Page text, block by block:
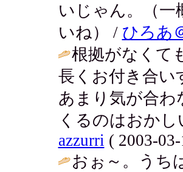
いじゃん。（一
いね） / ひろあ
根拠がなくて
長くお付き合い
あまり気が合わ
くるのはおか
azzurri ( 2003-
おぉ～。うち